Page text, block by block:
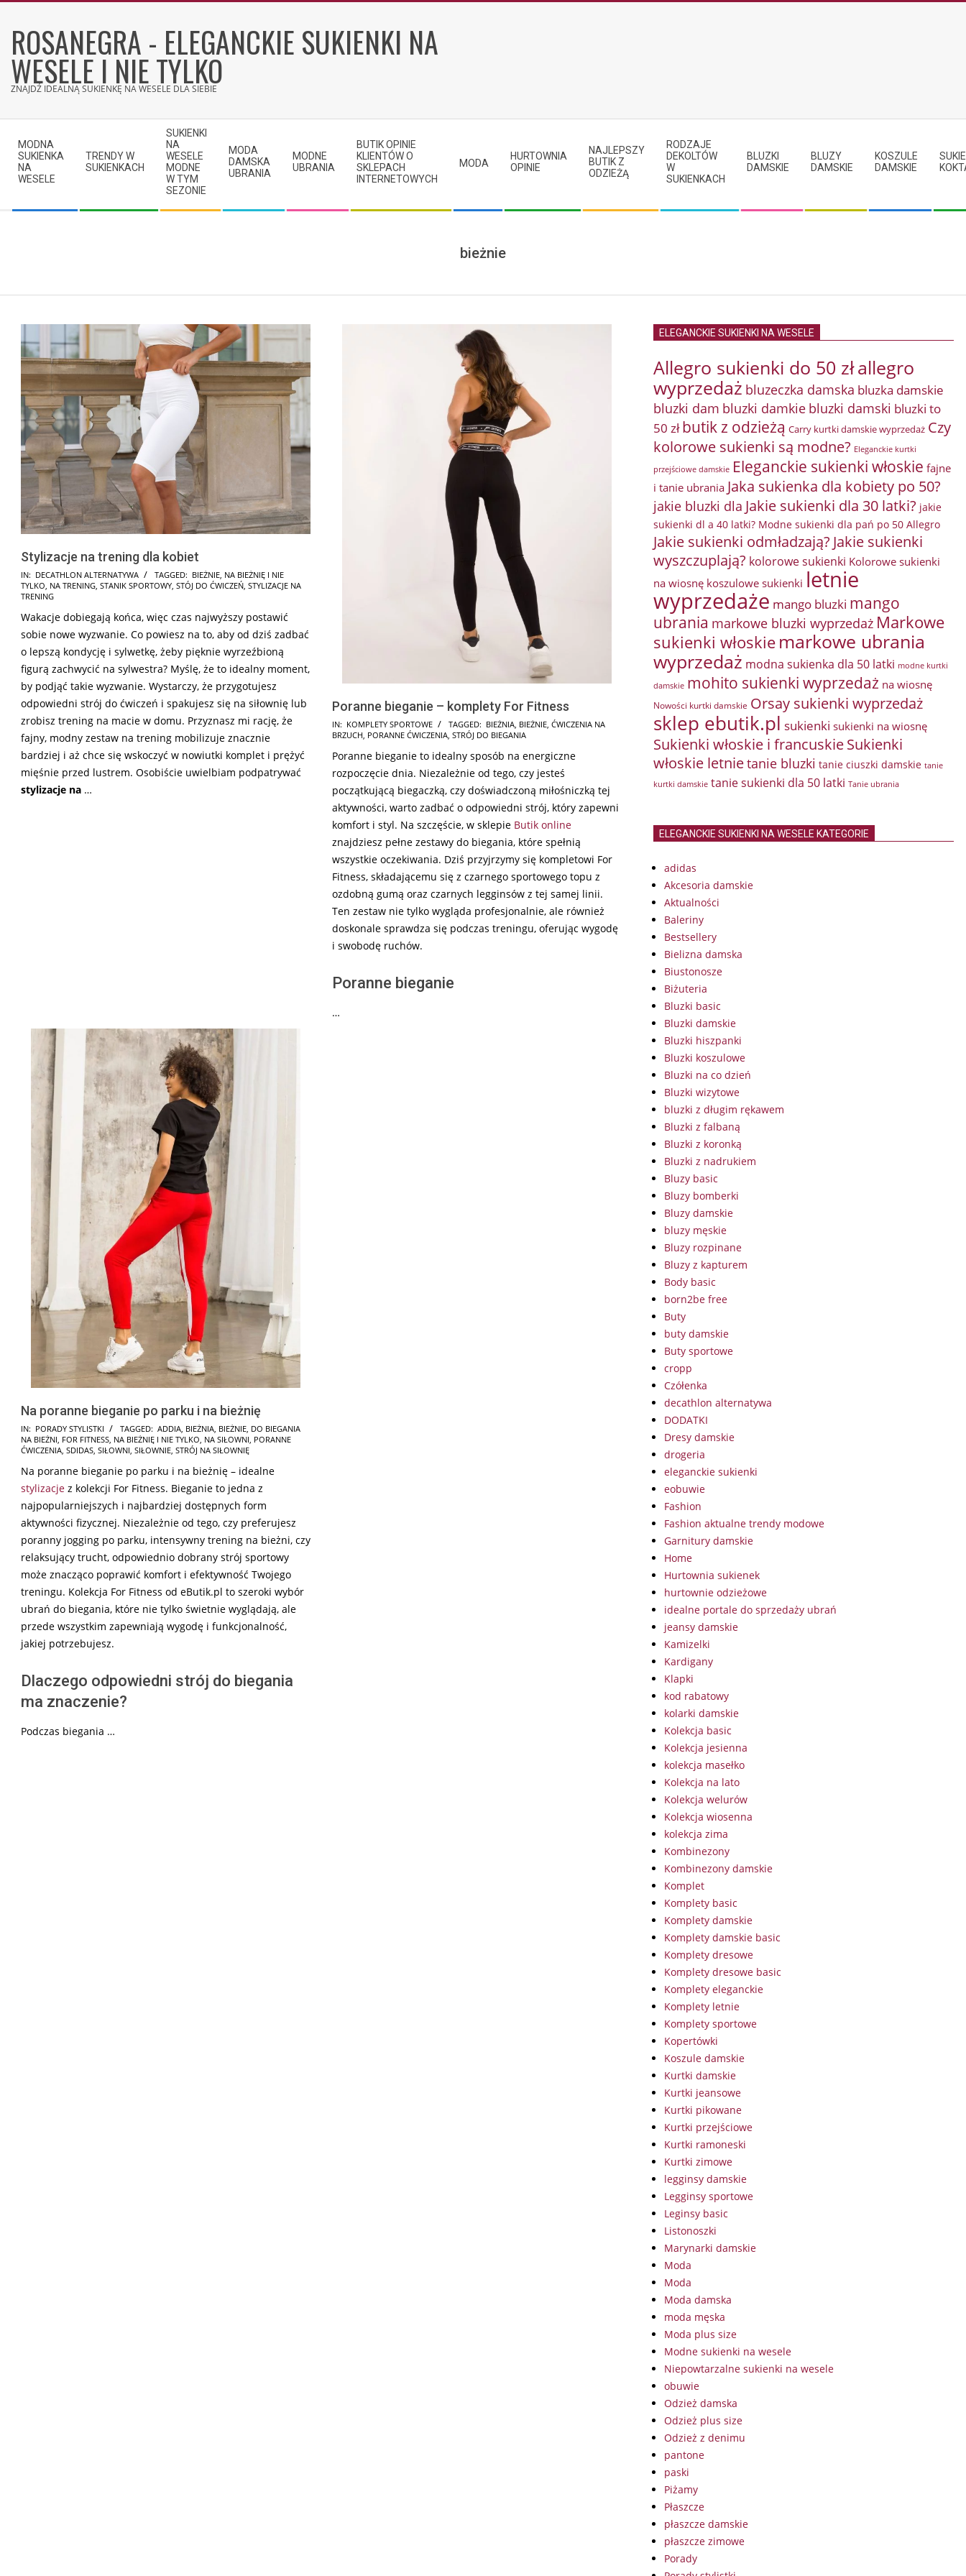
contentROSANEGRA - ELEGANCKIE SUKIENKI NA
WESELE I NIE TYLKO
ZNAJDŹ IDEALNĄ SUKIENKĘ NA WESELE DLA SIEBIE
Navigation
Menu
MODNA
SUKIENKA
NA
WESELE
TRENDY W
SUKIENKACH
SUKIENKI
NA
WESELE
MODNE
W TYM
SEZONIE
MODA
DAMSKA
UBRANIA
MODNE
UBRANIA
BUTIK OPINIE
KLIENTÓW O
SKLEPACH
INTERNETOWYCH
MODA
HURTOWNIA
OPINIE
NAJLEPSZY
BUTIK Z
ODZIEŻĄ
RODZAJE
DEKOLTÓW
W
SUKIENKACH
BLUZKI
DAMSKIE
BLUZY
DAMSKIE
KOSZULE
DAMSKIE
bieżnie
Stylizacje na trening dla kobiet
2025-
12-
IN: DECATHLON ALTERNATYWA TAGGED: BIEŻNIE, NA BIEŻNIĘ I NIE
TYLKO, NA TRENING, STANIK SPORTOWY, STÓJ DO ĆWICZEŃ, STYLIZACJE NA
TRENING
Wakacje dobiegają końca, więc czas najwyższy postawić
sobie nowe wyzwanie. Co powiesz na to, aby od dziś zadbać
o lepszą kondycję i sylwetkę, żeby pięknie wyrzeźbioną
figurą zachwycić na sylwestra? Myślę, że to idealny moment,
by podjąć takie wyzwanie. Wystarczy, że przygotujesz
odpowiedni strój do ćwiczeń i spakujesz się na siłownię lub
zrobisz trening na macie w domu. Przyznasz mi rację, że
fajny, modny zestaw na trening mobilizuje znacznie
bardziej i aż chce się wskoczyć w nowiutki komplet i prężyć
mięśnie przed lustrem. Osobiście uwielbiam podpatrywać
stylizacje na …
Poranne bieganie – komplety For Fitness
2025-
01-
11
IN: KOMPLETY SPORTOWE TAGGED: BIEŻNIA, BIEŻNIE, ĆWICZENIA NA
BRZUCH, PORANNE ĆWICZENIA, STRÓJ DO BIEGANIA
Poranne bieganie to idealny sposób na energiczne
rozpoczęcie dnia. Niezależnie od tego, czy jesteś
początkującą biegaczką, czy doświadczoną miłośniczką tej
aktywności, warto zadbać o odpowiedni strój, który zapewni
komfort i styl. Na szczęście, w sklepie Butik online
znajdziesz pełne zestawy do biegania, które spełnią
wszystkie oczekiwania. Dziś przyjrzymy się kompletowi For
Fitness, składającemu się z czarnego sportowego topu z
ozdobną gumą oraz czarnych legginsów z tej samej linii.
Ten zestaw nie tylko wygląda profesjonalnie, ale również
doskonale sprawdza się podczas treningu, oferując wygodę
i swobodę ruchów.
Poranne bieganie
…
Na poranne bieganie po parku i na bieżnię
2024-
10-
IN: PORADY STYLISTKI TAGGED: ADDIA, BIEŻNIA, BIEŻNIE, DO BIEGANIA
NA BIEŻNI, FOR FITNESS, NA BIEŻNIĘ I NIE TYLKO, NA SIŁOWNI, PORANNE
ĆWICZENIA, SDIDAS, SIŁOWNI, SIŁOWNIE, STRÓJ NA SIŁOWNIĘ
Na poranne bieganie po parku i na bieżnię – idealne
stylizacje z kolekcji For Fitness. Bieganie to jedna z
najpopularniejszych i najbardziej dostępnych form
aktywności fizycznej. Niezależnie od tego, czy preferujesz
poranny jogging po parku, intensywny trening na bieżni, czy
relaksujący trucht, odpowiednio dobrany strój sportowy
może znacząco poprawić komfort i efektywność Twojego
treningu. Kolekcja For Fitness od eButik.pl to szeroki wybór
ubrań do biegania, które nie tylko świetnie wyglądają, ale
przede wszystkim zapewniają wygodę i funkcjonalność,
jakiej potrzebujesz.
Dlaczego odpowiedni strój do biegania
ma znaczenie?
Podczas biegania …
ELEGANCKIE SUKIENKI NA WESELE
Allegro sukienki do 50 złallegro
wyprzedaż bluzeczka damska bluzka damskie
bluzki dam bluzki damkie bluzki damski bluzki to
50 zł butik z odzieżą Carry kurtki damskie wyprzedaż Czy
kolorowe sukienki są modne? Eleganckie kurtki
przejściowe damskie Eleganckie sukienki włoskie fajne
i tanie ubrania Jaka sukienka dla kobiety po 50?
jakie bluzki dla Jakie sukienki dla 30 latki? jakie
sukienki dl a 40 latki? Modne sukienki dla pań po 50 Allegro
Jakie sukienki odmładzają? Jakie sukienki
wyszczuplają? kolorowe sukienki Kolorowe sukienki
na wiosnę koszulowe sukienki letnie
wyprzedaże mango bluzki mango
ubrania markowe bluzki wyprzedaż Markowe
sukienki włoskie markowe ubrania
wyprzedaż modna sukienka dla 50 latki modne kurtki
damskie mohito sukienki wyprzedaż na wiosnę
Nowości kurtki damskie Orsay sukienki wyprzedaż
sklep ebutik.pl sukienki sukienki na wiosnę
Sukienki włoskie i francuskieSukienki
włoskie letnietanie bluzki tanie ciuszki damskie tanie
kurtki damskie tanie sukienki dla 50 latki Tanie ubrania
ELEGANCKIE SUKIENKI NA WESELE KATEGORIE
adidas
Akcesoria damskie
Aktualności
Baleriny
Bestsellery
Bielizna damska
Biustonosze
Biżuteria
Bluzki basic
Bluzki damskie
Bluzki hiszpanki
Bluzki koszulowe
Bluzki na co dzień
Bluzki wizytowe
bluzki z długim rękawem
Bluzki z falbaną
Bluzki z koronką
Bluzki z nadrukiem
Bluzy basic
Bluzy bomberki
Bluzy damskie
bluzy męskie
Bluzy rozpinane
Bluzy z kapturem
Body basic
born2be free
Buty
buty damskie
Buty sportowe
cropp
Czółenka
decathlon alternatywa
DODATKI
Dresy damskie
drogeria
eleganckie sukienki
eobuwie
Fashion
Fashion aktualne trendy modowe
Garnitury damskie
Home
Hurtownia sukienek
hurtownie odzieżowe
idealne portale do sprzedaży ubrań
jeansy damskie
Kamizelki
Kardigany
Klapki
kod rabatowy
kolarki damskie
Kolekcja basic
Kolekcja jesienna
kolekcja masełko
Kolekcja na lato
Kolekcja welurów
Kolekcja wiosenna
kolekcja zima
Kombinezony
Kombinezony damskie
Komplet
Komplety basic
Komplety damskie
Komplety damskie basic
Komplety dresowe
Komplety dresowe basic
Komplety eleganckie
Komplety letnie
Komplety sportowe
Kopertówki
Koszule damskie
Kurtki damskie
Kurtki jeansowe
Kurtki pikowane
Kurtki przejściowe
Kurtki ramoneski
Kurtki zimowe
legginsy damskie
Legginsy sportowe
Leginsy basic
Listonoszki
Marynarki damskie
Moda
Moda
Moda damska
moda męska
Moda plus size
Modne sukienki na wesele
Niepowtarzalne sukienki na wesele
obuwie
Odzież damska
Odzież plus size
Odzież z denimu
pantone
paski
Piżamy
Płaszcze
płaszcze damskie
płaszcze zimowe
Porady